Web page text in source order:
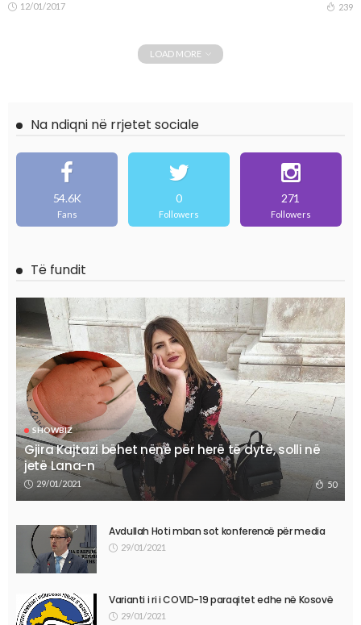
12/01/2017 239
LOAD MORE
Na ndiqni në rrjetet sociale
54.6K
Fans
0
Followers
271
Followers
Të fundit
SHOWBIZ
Gjira Kajtazi bëhet nënë për herë të dytë, solli në
jetë Lana-n
29/01/2021 50
Avdullah Hoti mban sot konferencë për media
29/01/2021
Varianti i ri i COVID-19 paraqitet edhe në Kosovë
29/01/2021